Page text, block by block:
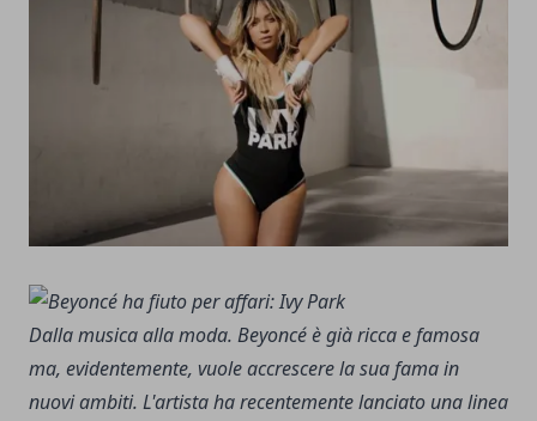
Dalla musica alla moda. Beyoncé è già ricca e famosa
ma, evidentemente, vuole accrescere la sua fama in
nuovi ambiti. L'artista ha recentemente lanciato una linea